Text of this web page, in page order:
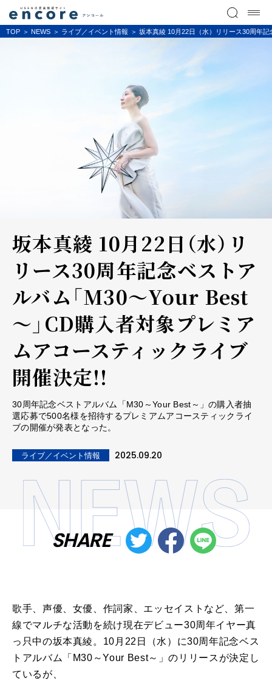
TOP NEWS ライブ／イベント情報 坂本真綾 10月22日（水）リリース30周年
坂本真綾 10月22日（水）リ
リース30周年記念ベストア
ルバム「M30～Your Best
～」CD購入者対象プレミア
ムアコースティックライブ
開催決定!!
30周年記念ベストアルバム「M30～Your Best～」の購入者抽
選応募で500名様を招待するプレミアムアコースティックライ
ブの開催が発表となった。
ライブ／イベント情報 2025.09.20
SHARE
歌手、声優、女優、作詞家、エッセイストなど、第一
線でマルチな活動を続け現在デビュー30周年イヤー真
っ只中の坂本真綾。10月22日（水）に30周年記念ベス
トアルバム「M30～Your Best～」のリリースが決定し
ているが、